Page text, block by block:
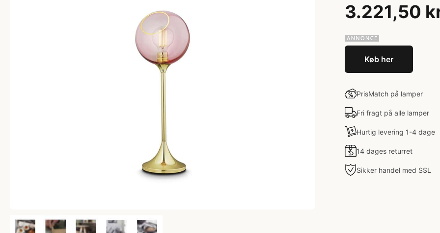
3.221,50
Køb her
PrisMatch på lamper
Fri fragt på alle lamper
Hurtig levering 1-4 dage
14 dages returret
Sikker handel med SSL